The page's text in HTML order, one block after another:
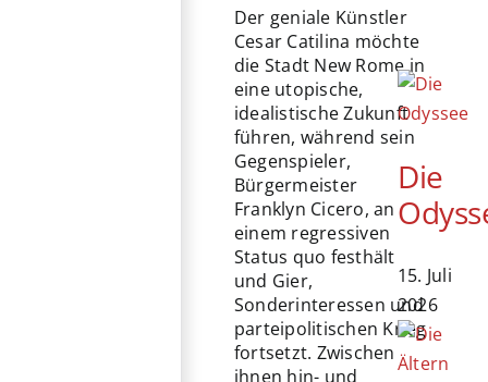
Der geniale Künstler
Cesar Catilina möchte
die Stadt New Rome in
eine utopische,
idealistische Zukunft
führen, während sein
Gegenspieler,
Bürgermeister
Franklyn Cicero, an
einem regressiven
Status quo festhält
und Gier,
Sonderinteressen und
parteipolitischen Krieg
fortsetzt. Zwischen
ihnen hin- und
Die
15. Juli
2026